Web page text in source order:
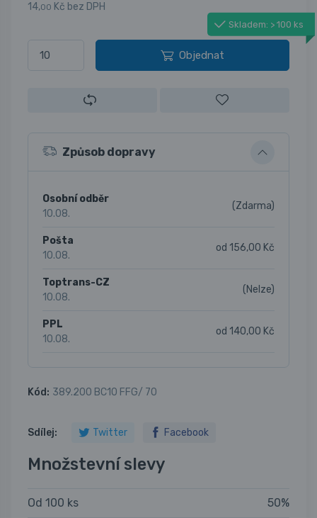
14,00 Kč bez DPH
Skladem: > 100 ks
Objednat
Způsob dopravy
Osobní odběr
10.08.
(Zdarma)
Pošta
10.08.
od 156,00 Kč
Toptrans-CZ
10.08.
(Nelze)
PPL
10.08.
od 140,00 Kč
Kód: 389.200 BC10 FFG/ 70
Sdílej: Twitter Facebook
Množstevní slevy
Od 100 ks 50%